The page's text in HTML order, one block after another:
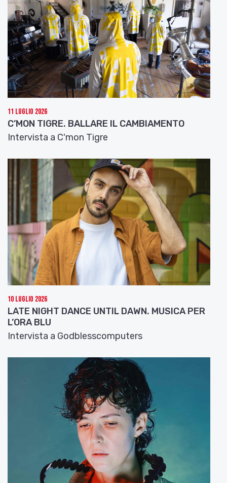
Centro Musica di Modena; e i brani di due artisti
della scuderiaFonoprint:Helle e Fabio Curto.
Ascolterete nell’ordine: “Mara e il maestrale” di
Murubutu; “Matondo” di Messia; “Ellittica” di La
Metralli; “Augh” di Mara Redeghieri; “Tra le
strade della mia città” di Helle; “Domenica” di
Fabio Curto .
Emilia-Romagna Music Commission!
11 Luglio 2026
C’MON TIGRE. BALLARE IL CAMBIAMENTO
Intervista a C'mon Tigre
10 Luglio 2026
LATE NIGHT DANCE UNTIL DAWN. MUSICA PER
L’ORA BLU
Intervista a Godblesscomputers